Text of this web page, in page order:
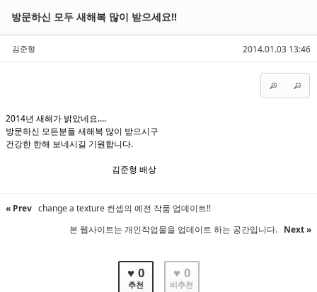
2014.01.03 13:46
방문하신 모두 새해복 많이 받으세요!!
김준형
2014년 새해가 밝았네요....
방문하신 모든분들 새해복 많이 받으시구
건강한 한해 보네시길 기원합니다.
김준형 배상
« Prev change a texture 컨셉의 예전 작품 업데이트!!
본 웹사이트는 개인작업물을 업데이트 하는 공간입니다. Next »
♥ 0
추천
♥ 0
비추천
Sketchbook5, 스케치북5
Sketchbook5, 스케치북5
Sketchbook5, 스케치북5
Sketchbook5, 스케치북5